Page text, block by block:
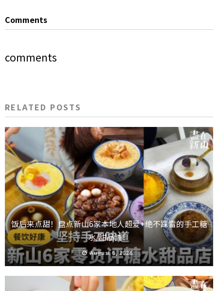
Comments
comments
RELATED POSTS
饭后来点甜！盘点新山6家本地人超爱+绝不踩雷的手工糖
水/甜品铺！
August 6, 2026